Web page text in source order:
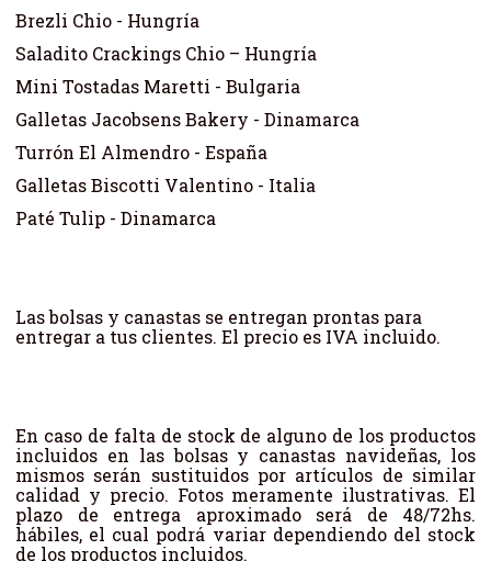
Brezli Chio - Hungría
Saladito Crackings Chio – Hungría
Mini Tostadas Maretti - Bulgaria
Galletas Jacobsens Bakery - Dinamarca
Turrón El Almendro - España
Galletas Biscotti Valentino - Italia
Paté Tulip - Dinamarca
Las bolsas y canastas se entregan prontas para
entregar a tus clientes. El precio es IVA incluido.
En caso de falta de stock de alguno de los productos
incluidos en las bolsas y canastas navideñas, los
mismos serán sustituidos por artículos de similar
calidad y precio. Fotos meramente ilustrativas. El
plazo de entrega aproximado será de 48/72hs.
hábiles, el cual podrá variar dependiendo del stock
de los productos incluidos.